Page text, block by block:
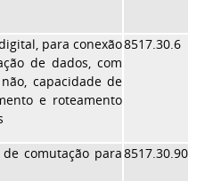
para conexão
de dados, com
capacidade de
e roteamento
8517.30.6
comutação para8517.30.90